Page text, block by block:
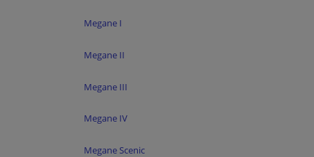
Megane I
Megane II
Megane III
Megane IV
Megane Scenic